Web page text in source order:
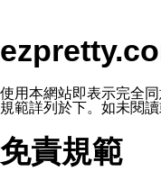
本公司/本服務將以通
本公司/本服務傳送之
2.該 LINE 帳號已在
3.LINE 帳號未封鎖傳
欲變更通知型訊息的
1.點選「主頁」＞「設
2.點選「隱私設定」
3.點選「提供使用資料
使用本網站即表示完全
規範詳列於下。如未閱
免責規範